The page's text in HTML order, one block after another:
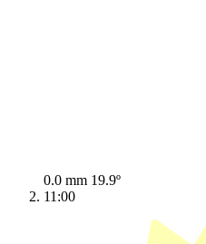
0.0 mm 19.9º
11:00